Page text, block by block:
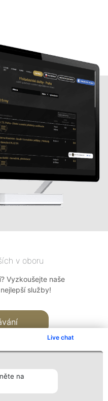
Live chat
na
v oboru
Vyzkoušejte naše
služby!